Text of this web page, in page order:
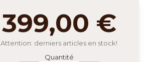
399,00 €
Attention: derniers articles en stock!
Quantité